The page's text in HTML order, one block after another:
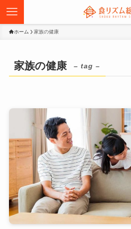
ホーム 家族の健康
家族の健康 – tag –